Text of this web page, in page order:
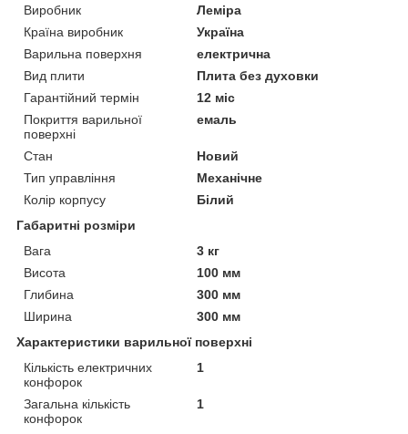
Виробник
Леміра
Країна виробник
Україна
Варильна поверхня
електрична
Вид плити
Плита без духовки
Гарантійний термін
12 міс
Покриття варильної
поверхні
емаль
Стан
Новий
Тип управління
Механічне
Колір корпусу
Білий
Габаритні розміри
Вага
3 кг
Висота
100 мм
Глибина
300 мм
Ширина
300 мм
Характеристики варильної поверхні
Кількість електричних
конфорок
1
Загальна кількість
конфорок
1